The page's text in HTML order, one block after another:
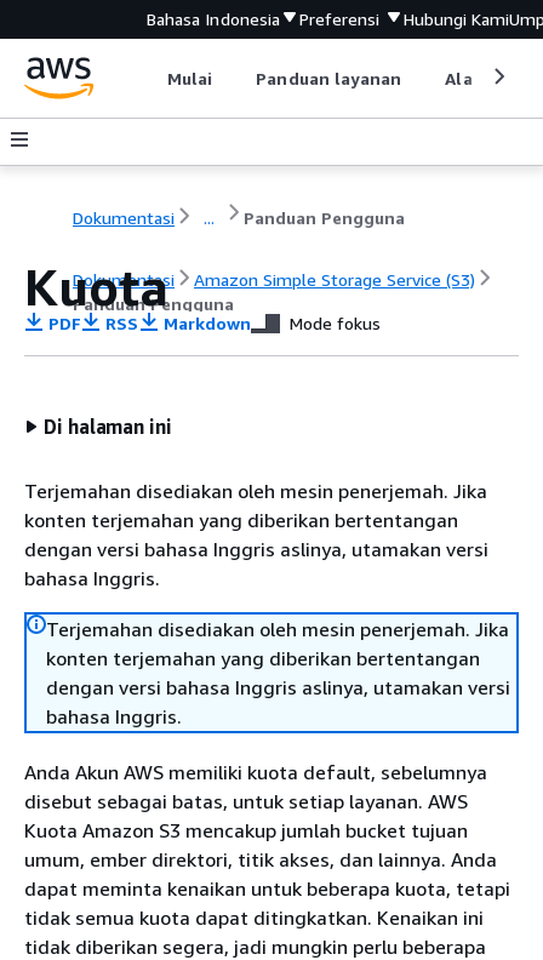
Bahasa Indonesia Preferensi Hubungi Kami
Mulai Panduan layanan Alat
Dokumentasi ... Panduan Pengguna
Dokumentasi
Amazon Simple Storage Service (S3)
Panduan Pengguna
Kuota
PDF RSS Markdown Mode fokus
Di halaman ini
Terjemahan disediakan oleh mesin penerjemah. Jika
konten terjemahan yang diberikan bertentangan
dengan versi bahasa Inggris aslinya, utamakan versi
bahasa Inggris.
Terjemahan disediakan oleh mesin penerjemah. Jika
konten terjemahan yang diberikan bertentangan
dengan versi bahasa Inggris aslinya, utamakan versi
bahasa Inggris.
Anda Akun AWS memiliki kuota default, sebelumnya
disebut sebagai batas, untuk setiap layanan. AWS
Kuota Amazon S3 mencakup jumlah bucket tujuan
umum, ember direktori, titik akses, dan lainnya. Anda
dapat meminta kenaikan untuk beberapa kuota, tetapi
tidak semua kuota dapat ditingkatkan. Kenaikan ini
tidak diberikan segera, jadi mungkin perlu beberapa